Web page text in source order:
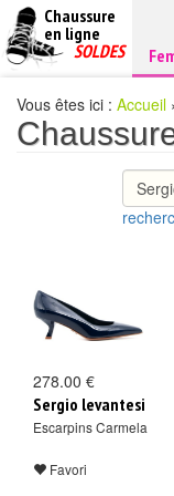
Chaussure
à
prix
Chaussure
en ligne
pas
SOLDES
Vous êtes ici : Accueil
278.00 €
Sergio levantesi
Escarpins Carmela
Favori